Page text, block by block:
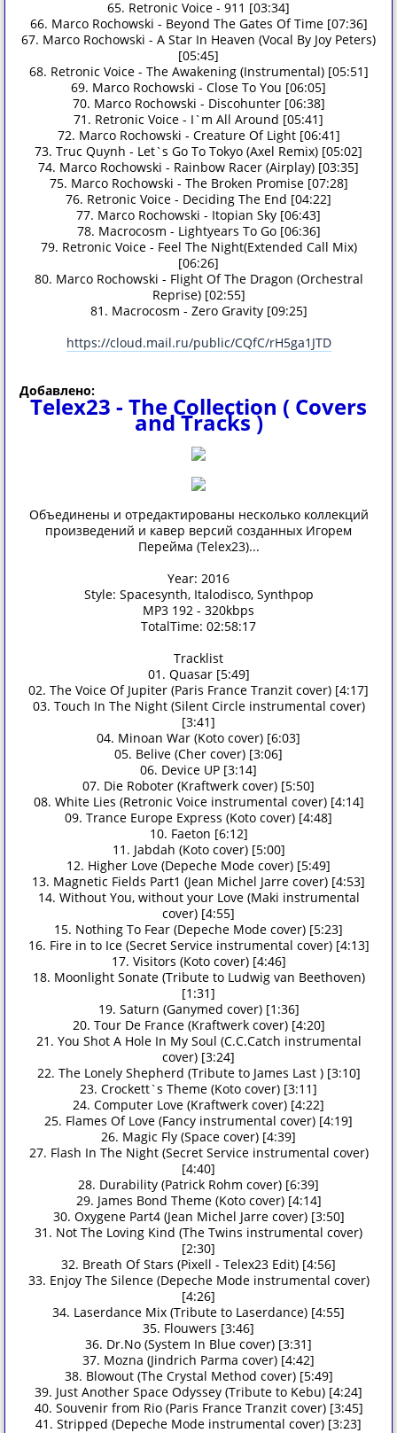
65. Retronic Voice - 911 [03:34]
66. Marco Rochowski - Beyond The Gates Of Time [07:36]
67. Marco Rochowski - A Star In Heaven (Vocal By Joy Peters)
[05:45]
68. Retronic Voice - The Awakening (Instrumental) [05:51]
69. Marco Rochowski - Close To You [06:05]
70. Marco Rochowski - Discohunter [06:38]
71. Retronic Voice - I`m All Around [05:41]
72. Marco Rochowski - Creature Of Light [06:41]
73. Truc Quynh - Let`s Go To Tokyo (Axel Remix) [05:02]
74. Marco Rochowski - Rainbow Racer (Airplay) [03:35]
75. Marco Rochowski - The Broken Promise [07:28]
76. Retronic Voice - Deciding The End [04:22]
77. Marco Rochowski - Itopian Sky [06:43]
78. Macrocosm - Lightyears To Go [06:36]
79. Retronic Voice - Feel The Night(Extended Call Mix)
[06:26]
80. Marco Rochowski - Flight Of The Dragon (Orchestral
Reprise) [02:55]
81. Macrocosm - Zero Gravity [09:25]
https://cloud.mail.ru/public/CQfC/rH5ga1JTD
Добавлено:
Telex23 - The Collection ( Covers
and Tracks )
Объединены и отредактированы несколько коллекций
произведений и кавер версий созданных Игорем
Перейма (Telex23)...
Year: 2016
Style: Spacesynth, Italodisco, Synthpop
MP3 192 - 320kbps
TotalTime: 02:58:17
Tracklist
01. Quasar [5:49]
02. The Voice Of Jupiter (Paris France Tranzit cover) [4:17]
03. Touch In The Night (Silent Circle instrumental cover)
[3:41]
04. Minoan War (Koto cover) [6:03]
05. Belive (Cher cover) [3:06]
06. Device UP [3:14]
07. Die Roboter (Kraftwerk cover) [5:50]
08. White Lies (Retronic Voice instrumental cover) [4:14]
09. Trance Europe Express (Koto cover) [4:48]
10. Faeton [6:12]
11. Jabdah (Koto cover) [5:00]
12. Higher Love (Depeche Mode cover) [5:49]
13. Magnetic Fields Part1 (Jean Michel Jarre cover) [4:53]
14. Without You, without your Love (Maki instrumental
cover) [4:55]
15. Nothing To Fear (Depeche Mode cover) [5:23]
16. Fire in to Ice (Secret Service instrumental cover) [4:13]
17. Visitors (Koto cover) [4:46]
18. Moonlight Sonate (Tribute to Ludwig van Beethoven)
[1:31]
19. Saturn (Ganymed cover) [1:36]
20. Tour De France (Kraftwerk cover) [4:20]
21. You Shot A Hole In My Soul (C.C.Catch instrumental
cover) [3:24]
22. The Lonely Shepherd (Tribute to James Last ) [3:10]
23. Crockett`s Theme (Koto cover) [3:11]
24. Computer Love (Kraftwerk cover) [4:22]
25. Flames Of Love (Fancy instrumental cover) [4:19]
26. Magic Fly (Space cover) [4:39]
27. Flash In The Night (Secret Service instrumental cover)
[4:40]
28. Durability (Patrick Rohm cover) [6:39]
29. James Bond Theme (Koto cover) [4:14]
30. Oxygene Part4 (Jean Michel Jarre cover) [3:50]
31. Not The Loving Kind (The Twins instrumental cover)
[2:30]
32. Breath Of Stars (Pixell - Telex23 Edit) [4:56]
33. Enjoy The Silence (Depeche Mode instrumental cover)
[4:26]
34. Laserdance Mix (Tribute to Laserdance) [4:55]
35. Flouwers [3:46]
36. Dr.No (System In Blue cover) [3:31]
37. Mozna (Jindrich Parma cover) [4:42]
38. Blowout (The Crystal Method cover) [5:49]
39. Just Another Space Odyssey (Tribute to Kebu) [4:24]
40. Souvenir from Rio (Paris France Tranzit cover) [3:45]
41. Stripped (Depeche Mode instrumental cover) [3:23]